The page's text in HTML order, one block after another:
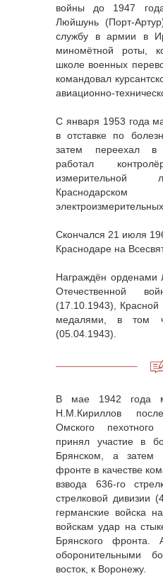
войны до 1947
Люйшунь (Порт-
службу в армии в
миномётной роты,
школе военных
командовал
авиационно-
С января 1953 года
в отставке по
затем переехал в
работал
измерительной
Скончался 21 июля
Краснодаре на
Награждён орденами
Отечественной
(17.10.1943), Красной
медалями, в том
(05.04.1943).
В мае 1942 года
Н.М.Кириллов
Омского
принял участие в
Брянском, а затем
фронте в качестве
взвода 636-го
стрелковой дивизии
германские войска
войскам удар на
Брянского
оборонительными
восток, к Воронежу.